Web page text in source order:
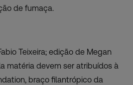
de fumaça.
Teixeira; edição de Megan
matéria devem ser atribuídos à
braço filantrópico da